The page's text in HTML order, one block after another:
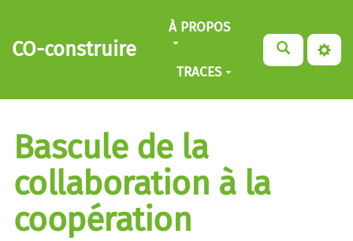
Aller au contenu principal
CO-construire
À PROPOS
TRACES
Bascule de la
collaboration à la
coopération